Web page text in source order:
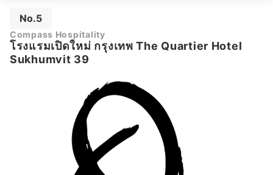
No.5
Compass Hospitality
โรงแรมเปิดใหม่ กรุงเทพ The Quartier Hotel
Sukhumvit 39